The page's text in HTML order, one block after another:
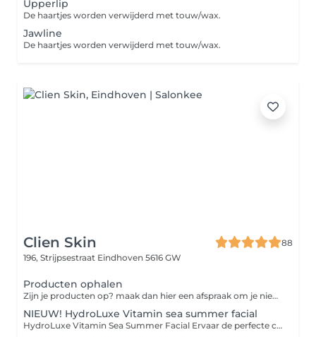
Upperlip
De haartjes worden verwijderd met touw/wax.
Jawline
De haartjes worden verwijderd met touw/wax.
Clien Skin
88
196, Strijpsestraat Eindhoven 5616 GW
Producten ophalen
Zijn je producten op? maak dan hier een afspraak om je nieuwe producten weer op te komen halen.
NIEUW! HydroLuxe Vitamin sea summer facial
HydroLuxe Vitamin Sea Summer Facial Ervaar de perfecte combinatie van luxe, ontspanning en huidverbetering. De HydroLuxe Vitamin Sea Summer Facial is speciaal ontwikkeld om je huid tijdens de zomer intens te hydrateren, te beschermen en een prachtige, gezonde glow te geven. Met krachtige vitamine C, zuurstof, antioxidanten en verkoelende cryoglobes wordt de huid gevoed, gekalmeerd en gestimuleerd om collageen aan te maken. De behandeling laat je huid direct frisser, egaler en zichtbaar stralender achter. Na de behandeling geniet je van: Een frisse, gezonde glow Intense hydratatie Kalmering en herstel van de huid Bescherming tegen zomerse invloeden Een ontspannen én zichtbaar stralende huid